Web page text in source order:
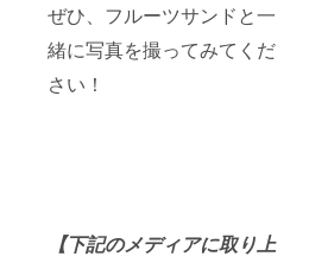
ぜひ、フルーツサンドと一
緒に写真を撮ってみてくだ
さい！
【下記のメディアに取り上